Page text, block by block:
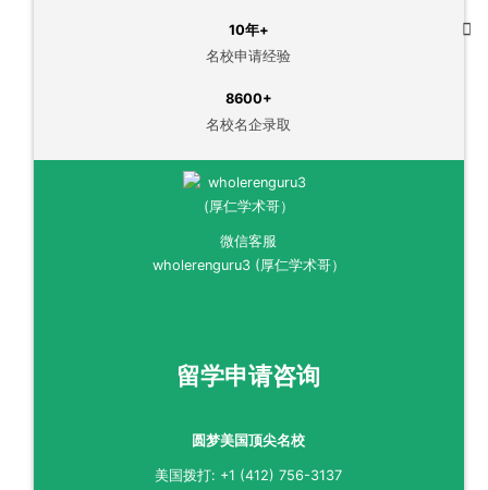
10年+
名校申请经验
8600+
名校名企录取
微信客服
wholerenguru3 (厚仁学术哥）
留学申请咨询
圆梦美国顶尖名校
美国拨打: +1 (412) 756-3137